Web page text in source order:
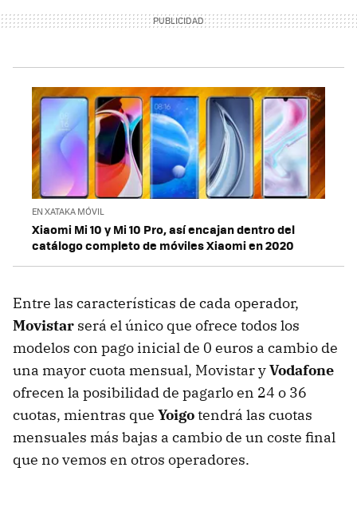
EN XATAKA MÓVIL
Xiaomi Mi 10 y Mi 10 Pro, así encajan dentro del
catálogo completo de móviles Xiaomi en 2020
Entre las características de cada operador,
Movistar será el único que ofrece todos los
modelos con pago inicial de 0 euros a cambio de
una mayor cuota mensual, Movistar yVodafone
ofrecen la posibilidad de pagarlo en 24 o 36
cuotas, mientras que Yoigotendrá las cuotas
mensuales más bajas a cambio de un coste final
que no vemos en otros operadores.